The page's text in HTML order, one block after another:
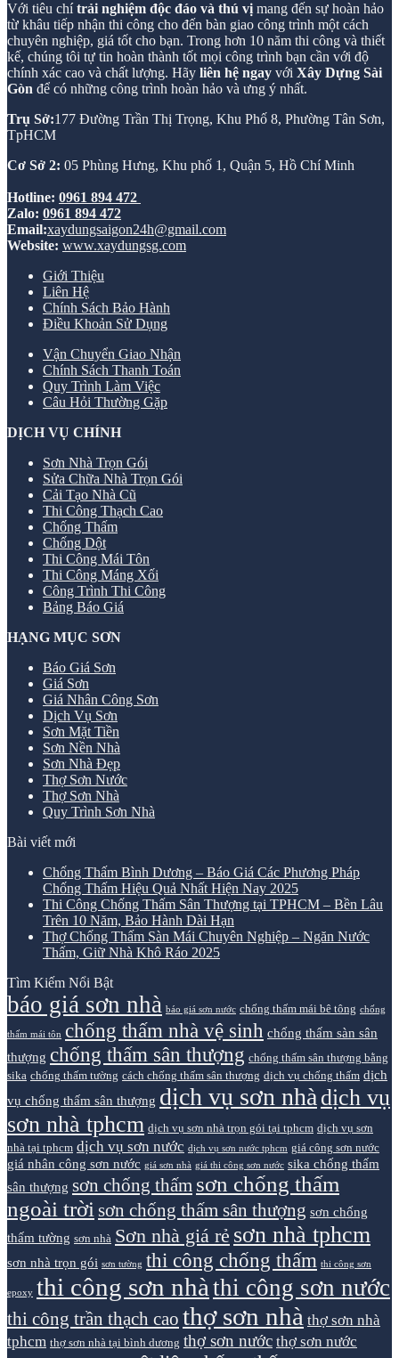
Với tiêu chítrải nghiệm độc đáo và thú vị mang đến sự hoàn hảo
từ khâu tiếp nhận thi công cho đến bàn giao công trình một cách
chuyên nghiệp, giá tốt cho bạn. Trong hơn 10 năm thi công và thiết
kế, chúng tôi tự tin hoàn thành tốt mọi công trình bạn cần với độ
chính xác cao và chất lượng. Hãy liên hệ ngay với Xây Dựng Sài
Gòn để có những công trình hoàn hảo và ưng ý nhất.
Trụ Sở:177 Đường Trần Thị Trọng, Khu Phố 8, Phường Tân Sơn,
TpHCM
Cơ Sở 2: 05 Phùng Hưng, Khu phố 1, Quận 5, Hồ Chí Minh
Hotline: 0961 894 472
Zalo: 0961 894 472
Email:xaydungsaigon24h@gmail.com
Website: www.xaydungsg.com
Giới Thiệu
Liên Hệ
Chính Sách Bảo Hành
Điều Khoản Sử Dụng
Vận Chuyển Giao Nhận
Chính Sách Thanh Toán
Quy Trình Làm Việc
Câu Hỏi Thường Gặp
DỊCH VỤ CHÍNH
Sơn Nhà Trọn Gói
Sửa Chữa Nhà Trọn Gói
Cải Tạo Nhà Cũ
Thi Công Thạch Cao
Chống Thấm
Chống Dột
Thi Công Mái Tôn
Thi Công Máng Xối
Công Trình Thi Công
Bảng Báo Giá
HẠNG MỤC SƠN
Báo Giá Sơn
Giá Sơn
Giá Nhân Công Sơn
Dịch Vụ Sơn
Sơn Mặt Tiền
Sơn Nền Nhà
Sơn Nhà Đẹp
Thợ Sơn Nước
Thợ Sơn Nhà
Quy Trình Sơn Nhà
Bài viết mới
Chống Thấm Bình Dương – Báo Giá Các Phương Pháp
Chống Thấm Hiệu Quả Nhất Hiện Nay 2025
Thi Công Chống Thấm Sân Thượng tại TPHCM – Bền Lâu
Trên 10 Năm, Bảo Hành Dài Hạn
Thợ Chống Thấm Sàn Mái Chuyên Nghiệp – Ngăn Nước
Thấm, Giữ Nhà Khô Ráo 2025
Tìm Kiếm Nổi Bật
báo giá sơn nhà báo giá sơn nước chống thấm mái bê tông chống
thấm mái tôn chống thấm nhà vệ sinh chống thấm sàn sân
thượng chống thấm sân thượng chống thấm sân thượng bằng
sika chống thấm tường cách chống thấm sân thượng dịch vụ chống thấm dịch
vụ chống thấm sân thượng dịch vụ sơn nhà dịch vụ
sơn nhà tphcm dịch vụ sơn nhà trọn gói tại tphcm dịch vụ sơn
nhà tại tphcm dịch vụ sơn nước dịch vụ sơn nước tphcm giá công sơn nước
giá nhân công sơn nước giá sơn nhà giá thi công sơn nước sika chống thấm
sân thượng sơn chống thấm sơn chống thấm
ngoài trời sơn chống thấm sân thượng sơn chống
thấm tường sơn nhà Sơn nhà giá rẻ sơn nhà tphcm
sơn nhà trọn gói sơn tường thi công chống thấm thi công sơn
epoxy thi công sơn nhà thi công sơn nước
thi công trần thạch cao thợ sơn nhà thợ sơn nhà
tphcm thợ sơn nhà tại bình dương thợ sơn nước thợ sơn nước